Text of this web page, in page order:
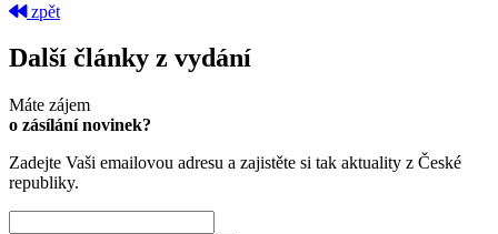
zpět
Další články z vydání
Máte zájem
o zásílání novinek?
Zadejte Vaši emailovou adresu a zajistěte si tak aktuality z České
republiky.